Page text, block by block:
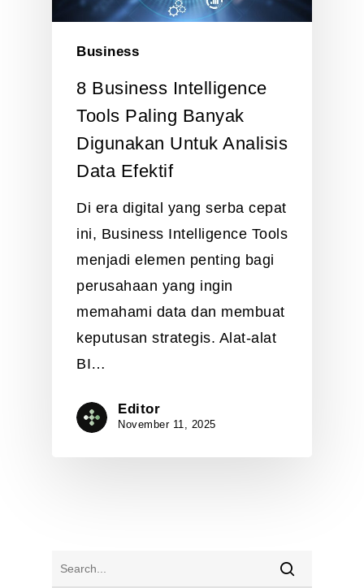
Business
8 Business Intelligence
Tools Paling Banyak
Digunakan Untuk Analisis
Data Efektif
Di era digital yang serba cepat
ini, Business Intelligence Tools
menjadi elemen penting bagi
perusahaan yang ingin
memahami data dan membuat
keputusan strategis. Alat-alat
BI…
Editor
November 11, 2025